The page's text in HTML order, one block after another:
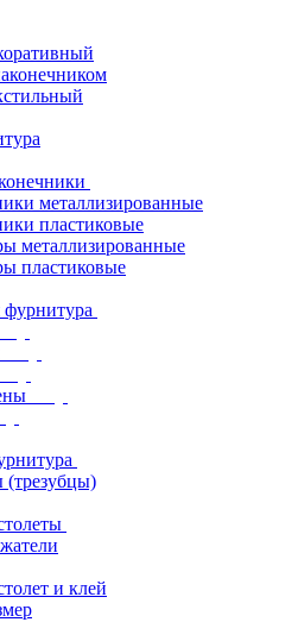
металлизированные
пластиковые
металлизированные
пластиковые
фурнитура
(трезубцы)
и клей